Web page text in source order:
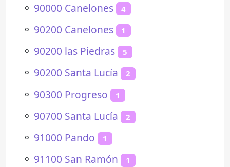
⚬ 90000 Canelones 4
⚬ 90200 Canelones 1
⚬ 90200 las Piedras 5
⚬ 90200 Santa Lucía 2
⚬ 90300 Progreso 1
⚬ 90700 Santa Lucía 2
⚬ 91000 Pando 1
⚬ 91100 San Ramón 1